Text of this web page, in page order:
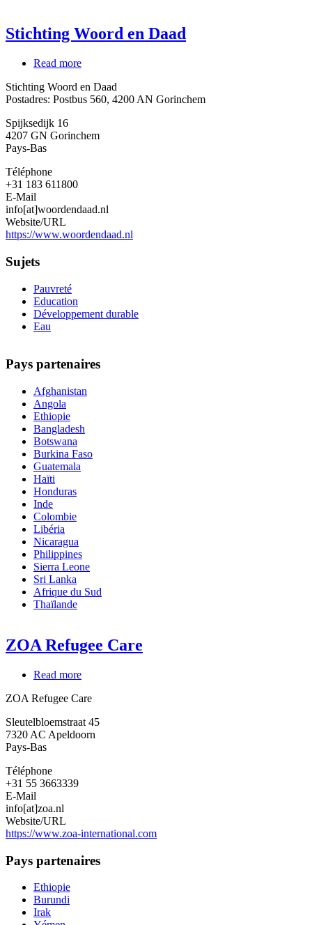
Stichting Woord en Daad
Read more
Woord
en
Stichting Woord en Daad
Postadres: Postbus 560, 4200 AN Gorinchem
Spijksedijk 16
4207 GN Gorinchem
Pays-Bas
Téléphone
+31 183 611800
E-Mail
info[at]woordendaad.nl
Website/URL
https://www.woordendaad.nl
Sujets
Pauvreté
Education
Développement durable
Eau
Pays partenaires
Afghanistan
Angola
Ethiopie
Bangladesh
Botswana
Burkina Faso
Guatemala
Haïti
Honduras
Inde
Colombie
Libéria
Nicaragua
Philippines
Sierra Leone
Sri Lanka
Afrique du Sud
Thaïlande
ZOA Refugee Care
Read more
Refugee
ZOA Refugee Care
Sleutelbloemstraat 45
7320 AC Apeldoorn
Pays-Bas
Téléphone
+31 55 3663339
E-Mail
info[at]zoa.nl
Website/URL
https://www.zoa-international.com
Pays partenaires
Ethiopie
Burundi
Irak